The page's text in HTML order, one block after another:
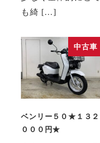
も綺 […]
中古車
ベンリー５０★１３２
０００円★